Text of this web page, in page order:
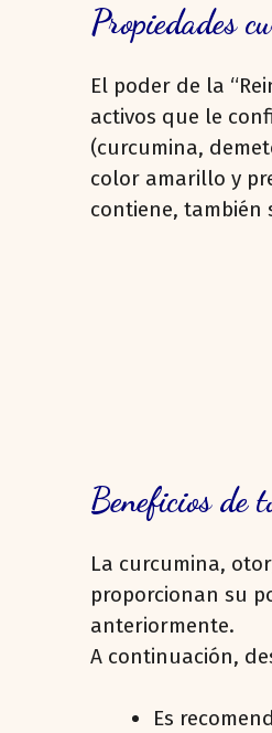
Propiedades
El poder de la
activos que le
(curcumina,
color amarillo y
contiene, también
Beneficios de
La curcumina,
proporcionan su
anteriormente.
A continuación,
Es